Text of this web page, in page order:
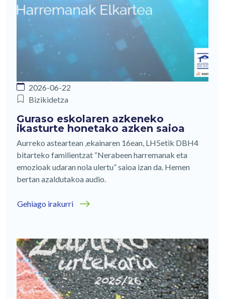
2026-06-22
Bizikidetza
Guraso eskolaren azkeneko
ikasturte honetako azken saioa
Aurreko asteartean ,ekainaren 16ean, LH5etik DBH4
bitarteko familientzat “Nerabeen harremanak eta
emozioak udaran nola ulertu” saioa izan da. Hemen
bertan azaldutakoa audio.
Gehiago irakurri